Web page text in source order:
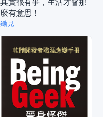
麼有意思！
鋤見